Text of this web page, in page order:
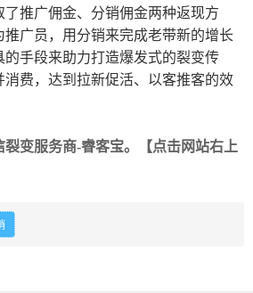
推广佣金、分销佣金两种返现方
广员，用分销来完成老带新的增长
手段来助力打造爆发式的裂变传
费，达到拉新促活、以客推客的效
变服务商-睿客宝。【点击网站右上